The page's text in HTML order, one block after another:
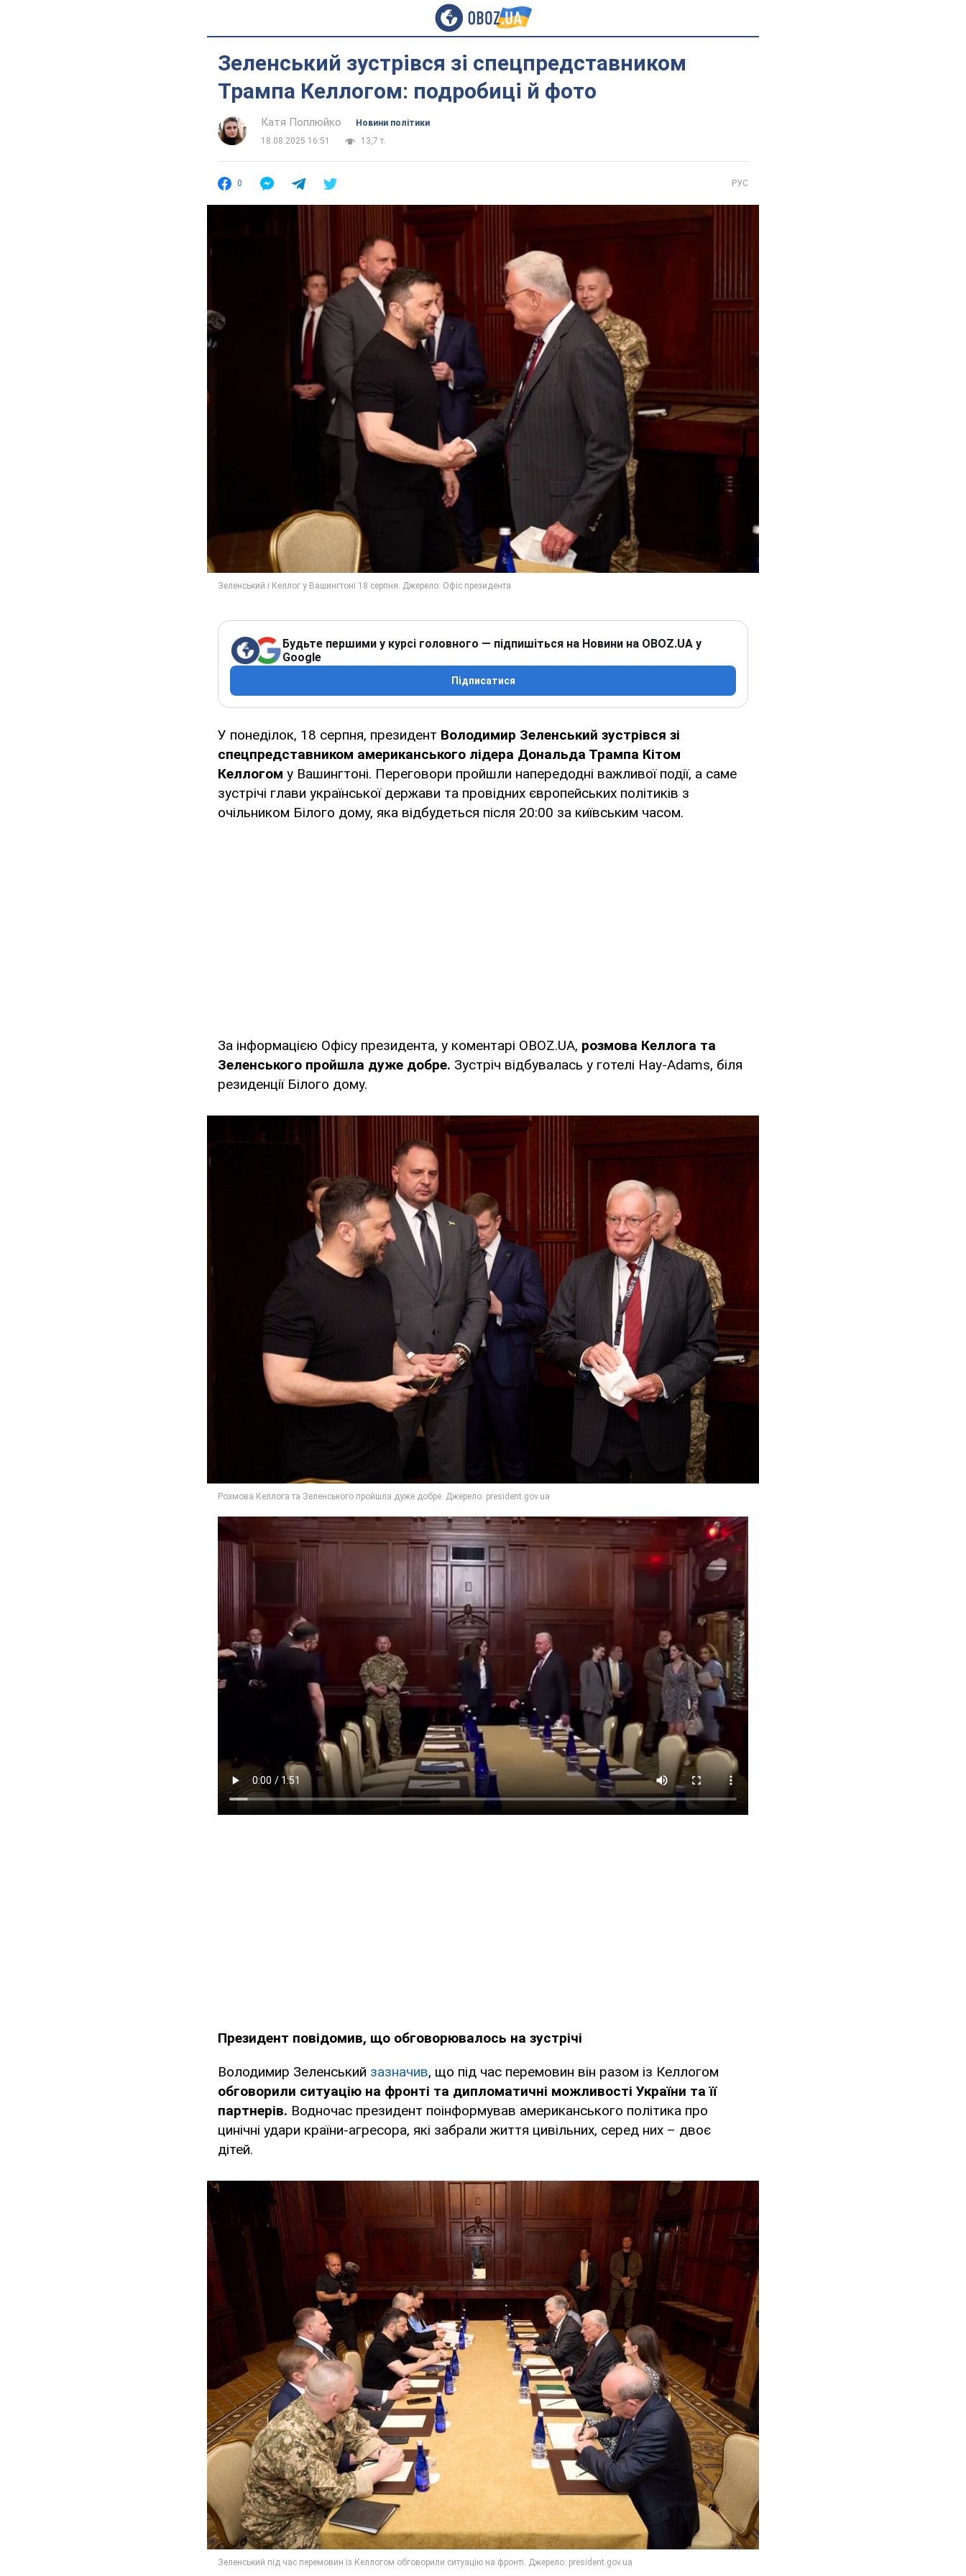
Зеленський зустрівся зі спецпредставником
Трампа Келлогом: подробиці й фото
Катя Поплюйко
Новини політики
18.08.2025 16:51
13,7 т.
0 РУС
Будьте першими у курсі головного — підпишіться на Новини на OBOZ.UA у
Google
Підписатися
У понеділок, 18 серпня, президент Володимир Зеленський зустрівся зі
спецпредставником американського лідера Дональда Трампа Кітом
Келлогом у Вашингтоні. Переговори пройшли напередодні важливої події, а саме
зустрічі глави української держави та провідних європейських політиків з
очільником Білого дому, яка відбудеться після 20:00 за київським часом.
За інформацією Офісу президента, у коментарі OBOZ.UA, розмова Келлога та
Зеленського пройшла дуже добре. Зустріч відбувалась у готелі Hay-Adams, біля
резиденції Білого дому.
Президент повідомив, що обговорювалось на зустрічі
Володимир Зеленський зазначив, що під час перемовин він разом із Келлогом
обговорили ситуацію на фронті та дипломатичні можливості України та її
партнерів. Водночас президент поінформував американського політика про
цинічні удари країни-агресора, які забрали життя цивільних, серед них – двоє
дітей.